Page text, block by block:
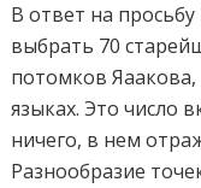
В ответ на
выбрать 70
потомков
языках. Это число
ничего, в нем
Разнообразие